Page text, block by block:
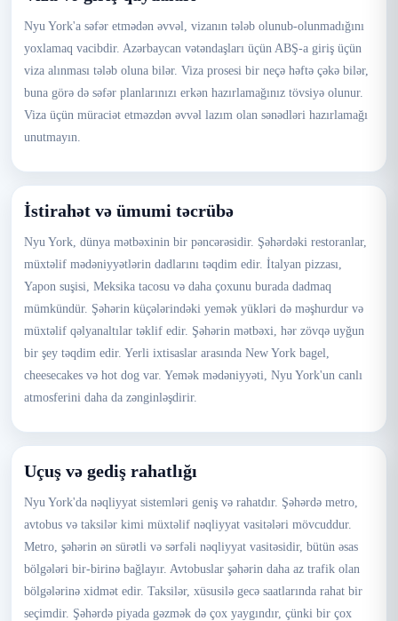
Nyu York'a səfər etmədən əvvəl, vizanın tələb olunub-olunmadığını
yoxlamaq vacibdir. Azərbaycan vətəndaşları üçün ABŞ-a giriş üçün
viza alınması tələb oluna bilər. Viza prosesi bir neçə həftə çəkə bilər,
buna görə də səfər planlarınızı erkən hazırlamağınız tövsiyə olunur.
Viza üçün müraciət etməzdən əvvəl lazım olan sənədləri hazırlamağı
unutmayın.
İstirahət və ümumi təcrübə
Nyu York, dünya mətbəxinin bir pəncərəsidir. Şəhərdəki restoranlar,
müxtəlif mədəniyyətlərin dadlarını təqdim edir. İtalyan pizzası,
Yapon suşisi, Meksika tacosu və daha çoxunu burada dadmaq
mümkündür. Şəhərin küçələrindəki yemək yükləri də məşhurdur və
müxtəlif qəlyanaltılar təklif edir. Şəhərin mətbəxi, hər zövqə uyğun
bir şey təqdim edir. Yerli ixtisaslar arasında New York bagel,
cheesecakes və hot dog var. Yemək mədəniyyəti, Nyu York'un canlı
atmosferini daha da zənginləşdirir.
Uçuş və gediş rahatlığı
Nyu York'da nəqliyyat sistemləri geniş və rahatdır. Şəhərdə metro,
avtobus və taksilər kimi müxtəlif nəqliyyat vasitələri mövcuddur.
Metro, şəhərin ən sürətli və sərfəli nəqliyyat vasitəsidir, bütün əsas
bölgələri bir-birinə bağlayır. Avtobuslar şəhərin daha az trafik olan
bölgələrinə xidmət edir. Taksilər, xüsusilə gecə saatlarında rahat bir
seçimdir. Şəhərdə piyada gəzmək də çox yaygındır, çünki bir çox